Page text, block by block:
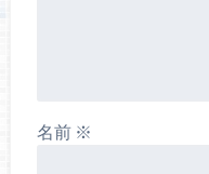
名前 ※